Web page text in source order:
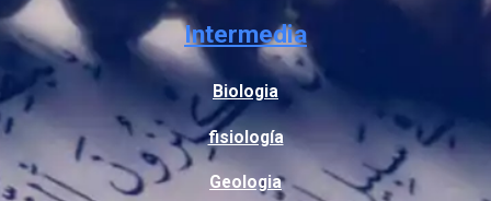
Intermedia
Biologia
fisiología
Geologia